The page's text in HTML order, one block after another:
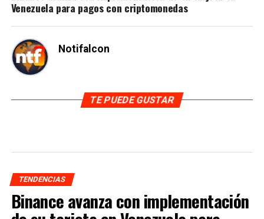
Venezuela para pagos con criptomonedas
Notifalcon
TE PUEDE GUSTAR
TENDENCIAS
Binance avanza con implementación